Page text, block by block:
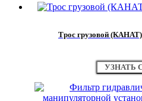
Трос грузовой
УЗНАТЬ